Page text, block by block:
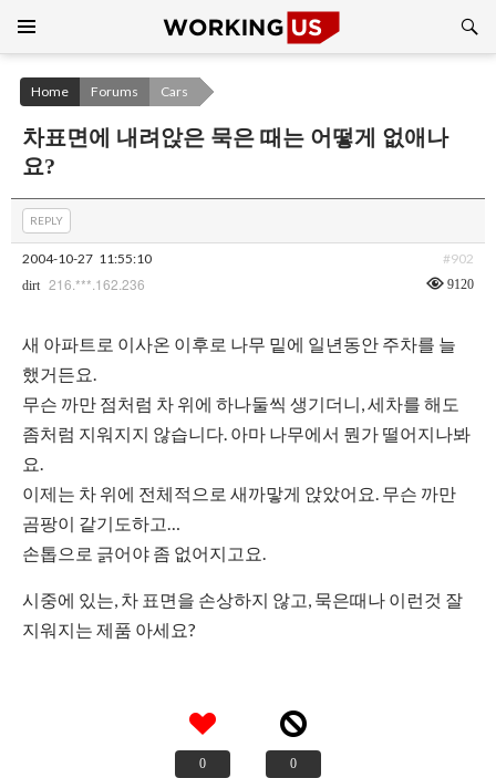
CONTENT
Home Forums Cars
차표면에 내려앉은 묵은 때는 어떻게 없애나
요?
REPLY
2004-10-27 11:55:10 #902
dirt 216.***.162.236 9120
새 아파트로 이사온 이후로 나무 밑에 일년동안 주차를 늘
했거든요.
무슨 까만 점처럼 차 위에 하나둘씩 생기더니, 세차를 해도
좀처럼 지워지지 않습니다. 아마 나무에서 뭔가 떨어지나봐
요.
이제는 차 위에 전체적으로 새까맣게 앉았어요. 무슨 까만
곰팡이 같기도하고…
손톱으로 긁어야 좀 없어지고요.
시중에 있는, 차 표면을 손상하지 않고, 묵은때나 이런것 잘
지워지는 제품 아세요?
0 0